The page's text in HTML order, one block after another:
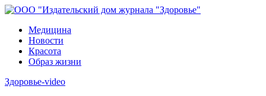
Медицина
Новости
Красота
Образ жизни
Здоровье-video